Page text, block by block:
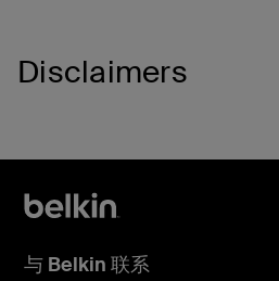
Disclaimers
与 Belkin 联系